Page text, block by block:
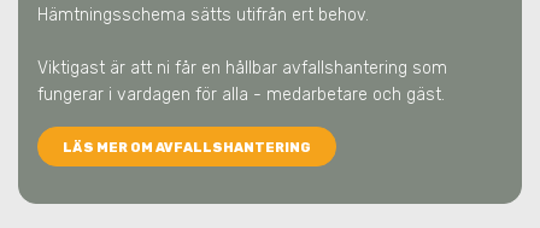
Hämtningsschema sätts utifrån ert behov.
Viktigast är att ni får en hållbar avfallshantering som
fungerar i vardagen för alla - medarbetare och gäst.
LÄS MER OM AVFALLSHANTERING